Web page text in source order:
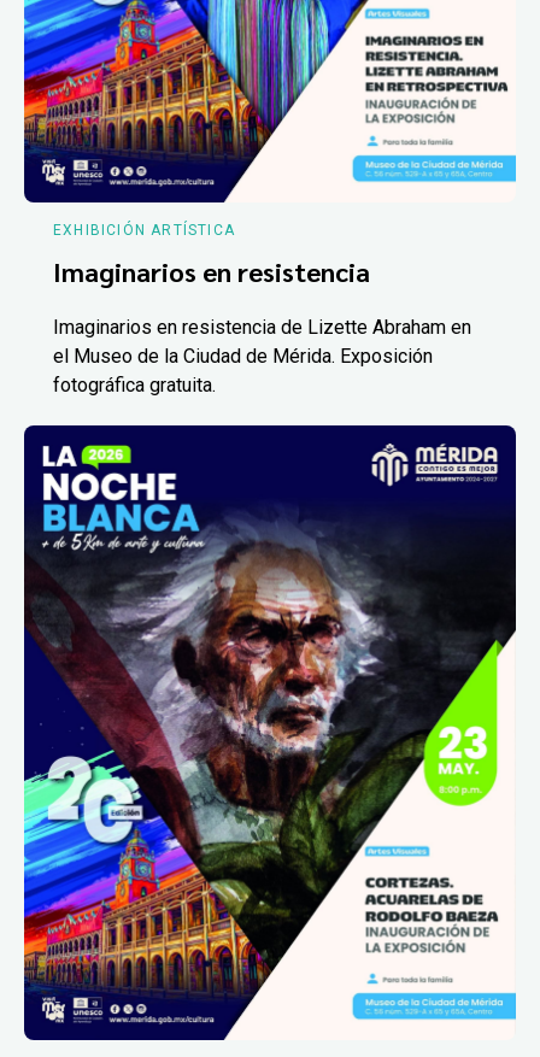
EXHIBICIÓN ARTÍSTICA
Imaginarios en resistencia
Imaginarios en resistencia de Lizette Abraham en
el Museo de la Ciudad de Mérida. Exposición
fotográfica gratuita.